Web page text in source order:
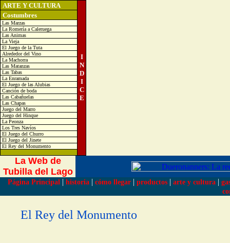
ARTE Y CULTURA
I
N
D
I
C
E
Costumbres
Las Marzas
La Romería a Caleruega
Las Animas
La Vieja
El Juego de la Tuta
Alrededor del Vino
La Machorra
Las Matanzas
Las Tabas
La Enramada
El Juego de las Alubias
Canción de boda
Las Cabañuelas
Las Chapas
Juego del Marro
Juego del Hinque
La Peonza
Los Tres Navíos
El Juego del Churro
El Juego del Jinete
El Rey del Monumento
La Web de
Tubilla del Lago
Página Principal | historia | cómo llegar | productos | arte y cultura |
El Rey del Monumento